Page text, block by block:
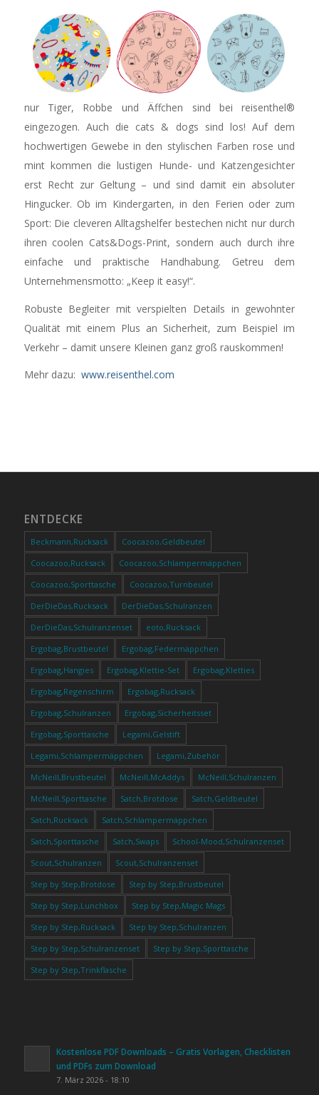
nur Tiger, Robbe und Äffchen sind bei reisenthel®
eingezogen. Auch die cats & dogs sind los! Auf dem
hochwertigen Gewebe in den stylischen Farben rose und
mint kommen die lustigen Hunde- und Katzengesichter
erst Recht zur Geltung – und sind damit ein absoluter
Hingucker. Ob im Kindergarten, in den Ferien oder zum
Sport: Die cleveren Alltagshelfer bestechen nicht nur durch
ihren coolen Cats&Dogs-Print, sondern auch durch ihre
einfache und praktische Handhabung. Getreu dem
Unternehmensmotto: „Keep it easy!“.
Robuste Begleiter mit verspielten Details in gewohnter
Qualität mit einem Plus an Sicherheit, zum Beispiel im
Verkehr – damit unsere Kleinen ganz groß rauskommen!
Mehr dazu: www.reisenthel.com
ENTDECKE
Beckmann,Rucksack
Coocazoo,Geldbeutel
Coocazoo,Rucksack
Coocazoo,Schlampermäppchen
Coocazoo,Sporttasche
Coocazoo,Turnbeutel
DerDieDas,Rucksack
DerDieDas,Schulranzen
DerDieDas,Schulranzenset
eoto,Rucksack
Ergobag,Brustbeutel
Ergobag,Federmäppchen
Ergobag,Hangies
Ergobag,Klettie-Set
Ergobag,Kletties
Ergobag,Regenschirm
Ergobag,Rucksack
Ergobag,Schulranzen
Ergobag,Sicherheitsset
Ergobag,Sporttasche
Legami,Gelstift
Legami,Schlampermäppchen
Legami,Zubehör
McNeill,Brustbeutel
McNeill,McAddys
McNeill,Schulranzen
McNeill,Sporttasche
Satch,Brotdose
Satch,Geldbeutel
Satch,Rucksack
Satch,Schlampermäppchen
Satch,Sporttasche
Satch,Swaps
School-Mood,Schulranzenset
Scout,Schulranzen
Scout,Schulranzenset
Step by Step,Brotdose
Step by Step,Brustbeutel
Step by Step,Lunchbox
Step by Step,Magic Mags
Step by Step,Rucksack
Step by Step,Schulranzen
Step by Step,Schulranzenset
Step by Step,Sporttasche
Step by Step,Trinkflasche
Kostenlose PDF Downloads – Gratis Vorlagen, Checklisten
und PDFs zum Download
7. März 2026 - 18:10